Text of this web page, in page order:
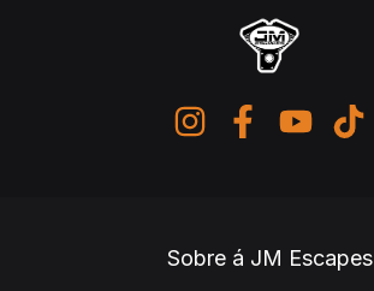
Sobre á JM Escapes